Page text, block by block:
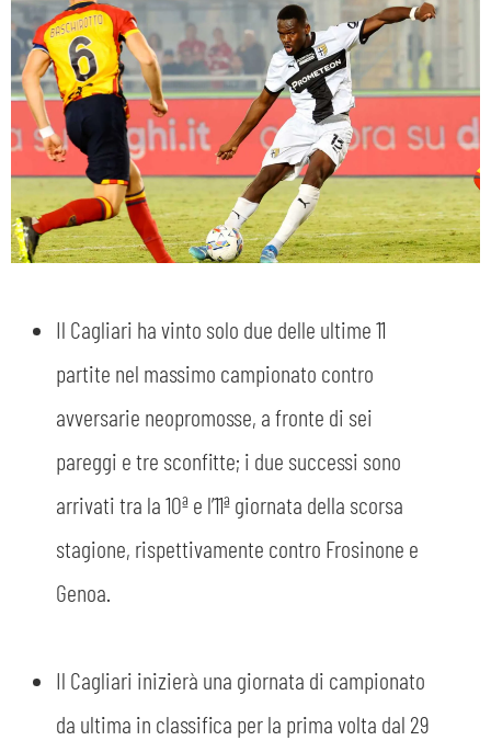
Il Cagliari ha vinto solo due delle ultime 11
partite nel massimo campionato contro
avversarie neopromosse, a fronte di sei
pareggi e tre sconfitte; i due successi sono
arrivati tra la 10ª e l’11ª giornata della scorsa
stagione, rispettivamente contro Frosinone e
Genoa.
Il Cagliari inizierà una giornata di campionato
da ultima in classifica per la prima volta dal 29